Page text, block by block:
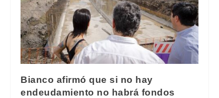
Bianco afirmó que si no hay
endeudamiento no habrá fondos